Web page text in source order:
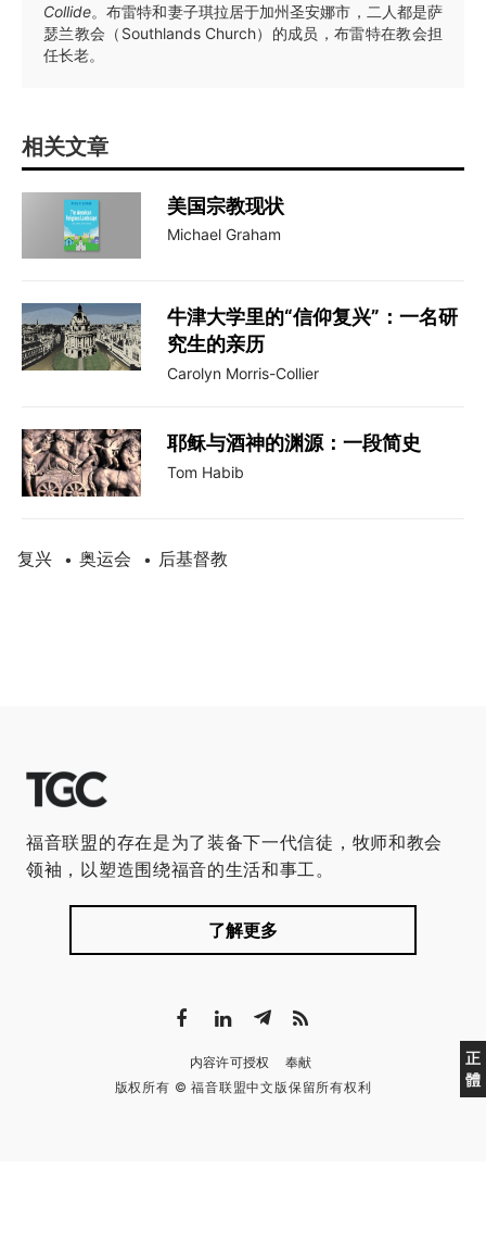
Collide。布雷特和妻子琪拉居于加州圣安娜市，二人都是萨
瑟兰教会（Southlands Church）的成员，布雷特在教会担
任长老。
相关文章
美国宗教现状
Michael Graham
牛津大学里的“信仰复兴”：一名研
究生的亲历
Carolyn Morris-Collier
耶稣与酒神的渊源：一段简史
Tom Habib
复兴 • 奥运会 • 后基督教
正
體
福音联盟的存在是为了装备下一代信徒，牧师和教会
领袖，以塑造围绕福音的生活和事工。
了解更多
内容许可授权
奉献
版权所有 © 福音联盟中文版保留所有权利